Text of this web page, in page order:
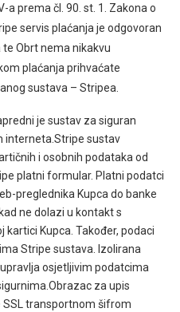
a prema čl. 90. st. 1. Zakona o
servis plaćanja je odgovoran
Obrt nema nikakvu
plaćanja prihvaćate
sustava – Stripea.
je sustav za siguran
interneta.Stripe sustav
i osobnih podataka od
platni formular. Platni podatci
preglednika Kupca do banke
ne dolazi u kontakt s
Kupca. Također, podaci
Stripe sustava. Izolirana
osjetljivim podatcima
za upis
transportnom šifrom